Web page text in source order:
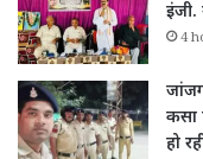
इंजी.
4
कसा
हो